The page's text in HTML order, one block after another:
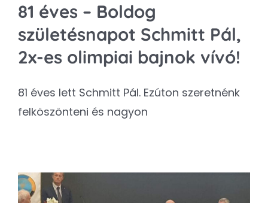
81 éves – Boldog
születésnapot Schmitt Pál,
2x-es olimpiai bajnok vívó!
81 éves lett Schmitt Pál. Ezúton szeretnénk
felköszönteni és nagyon